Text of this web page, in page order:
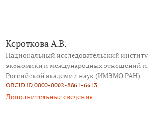
Короткова А.В.
Национальный исследовательский
экономики и международных отношений
Российской академии наук (ИМЭМО РАН)
ORCID iD 0000-0002-8861-6613
Дополнительные сведения